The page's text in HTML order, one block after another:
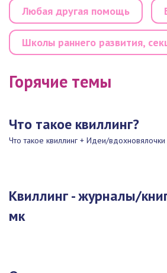
Любая другая помощь
Школы раннего развития,
Горячие темы
Что такое квиллинг?
Что такое квиллинг + Идеи/вдохновялочки
Квиллинг - журналы/
мк